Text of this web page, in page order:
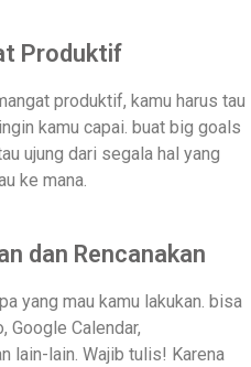
Produktif
produktif, kamu harus tau
kamu capai. buat big goals
ujung dari segala hal yang
ke mana.
dan Rencanakan
yang mau kamu lakukan. bisa
Google Calendar,
lain-lain. Wajib tulis! Karena